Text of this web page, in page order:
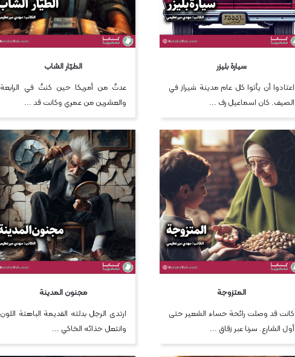
الطيّار الشاب
عدتُ من أمريكا حین كنتُ في الرابعة
والعشرين من عمري وكانت قد ...
سيارة بليزر
اعتادوا أن يأتوا كل عام مدينة شيراز في
الصيف. كان اسماعيل رف ...
مجنون المدينة
ارتدى الرجل بدلته القديمة الباهتة اللون
وانتعل حذائه الخاكي ...
المتزوجة
كانت قد وصلت رائحة حساء الشعير حتى
أول الشارع. سرنا عبر زقاق ...